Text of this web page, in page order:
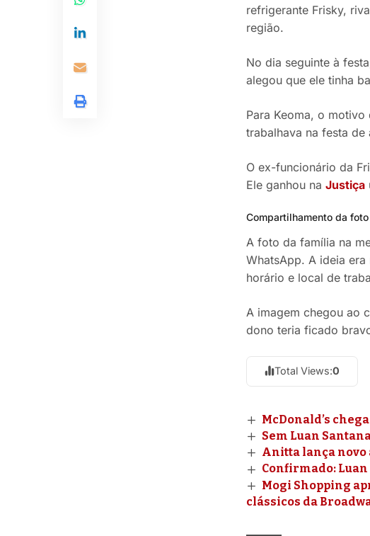
refrigerante Frisky,
região.
No dia seguinte à
alegou que ele tinha
Para Keoma, o
trabalhava na festa
O ex-funcionário da
Ele ganhou na Justiça
Compartilhamento da foto
A foto da família na
WhatsApp. A ideia
horário e local de
A imagem chegou ao
dono teria ficado
Total Views:0
McDonald’s
Sem Luan
Anitta lança novo
Confirmado:
Mogi Shopping
clássicos da